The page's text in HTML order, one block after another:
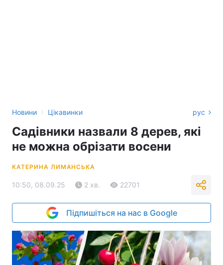
Новини › Цікавинки рус
Садівники назвали 8 дерев, які
не можна обрізати восени
КАТЕРИНА ЛИМАНСЬКА
10:50, 08.09.25 2 хв. 22701
Підпишіться на нас в Google